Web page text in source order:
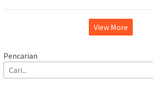
View More
Pencarian